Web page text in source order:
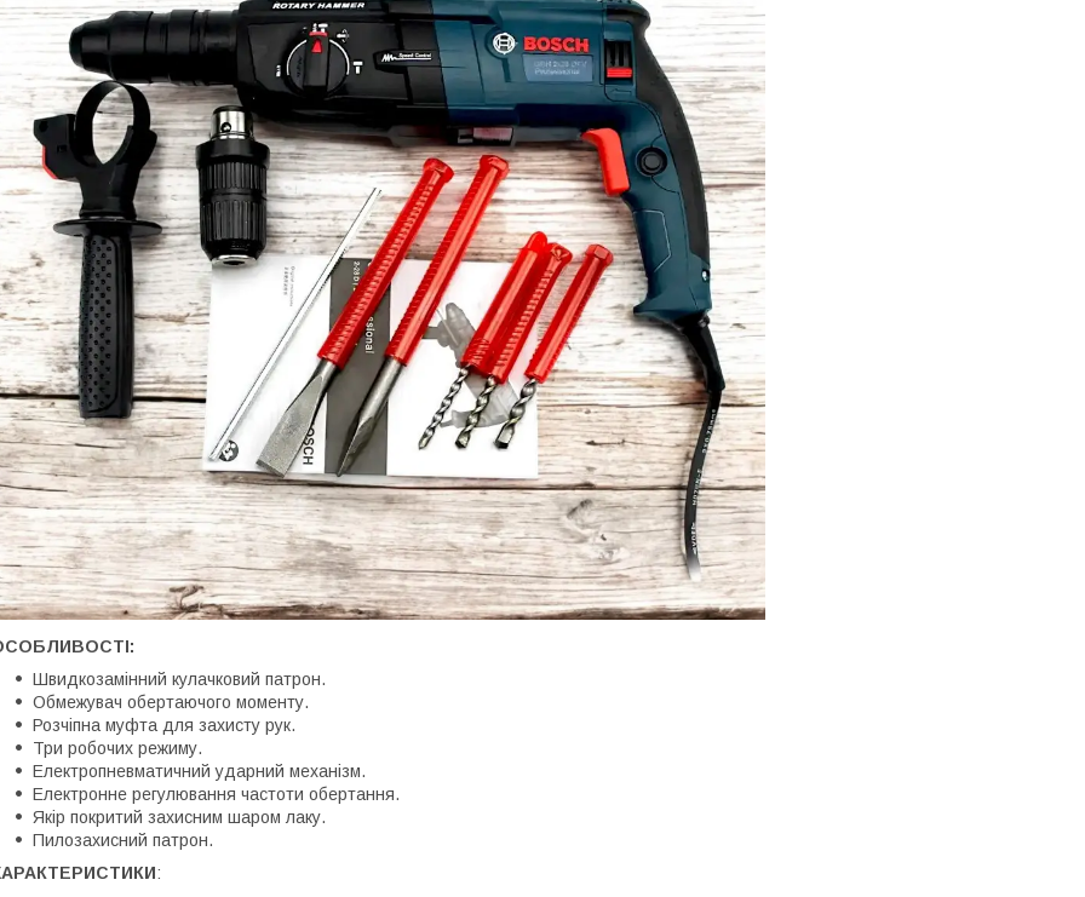
Швидкозамінний кулачковий патрон.
Обмежувач обертаючого моменту.
Розчіпна муфта для захисту рук.
Три робочих режиму.
Електропневматичний ударний механізм.
Електронне регулювання частоти обертання.
Якір покритий захисним шаром лаку.
Пилозахисний патрон.
: